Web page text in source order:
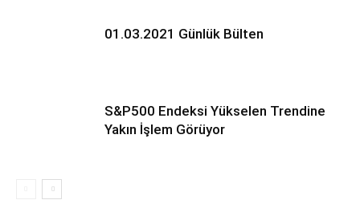
01.03.2021 Günlük Bülten
S&P500 Endeksi Yükselen Trendine
Yakın İşlem Görüyor